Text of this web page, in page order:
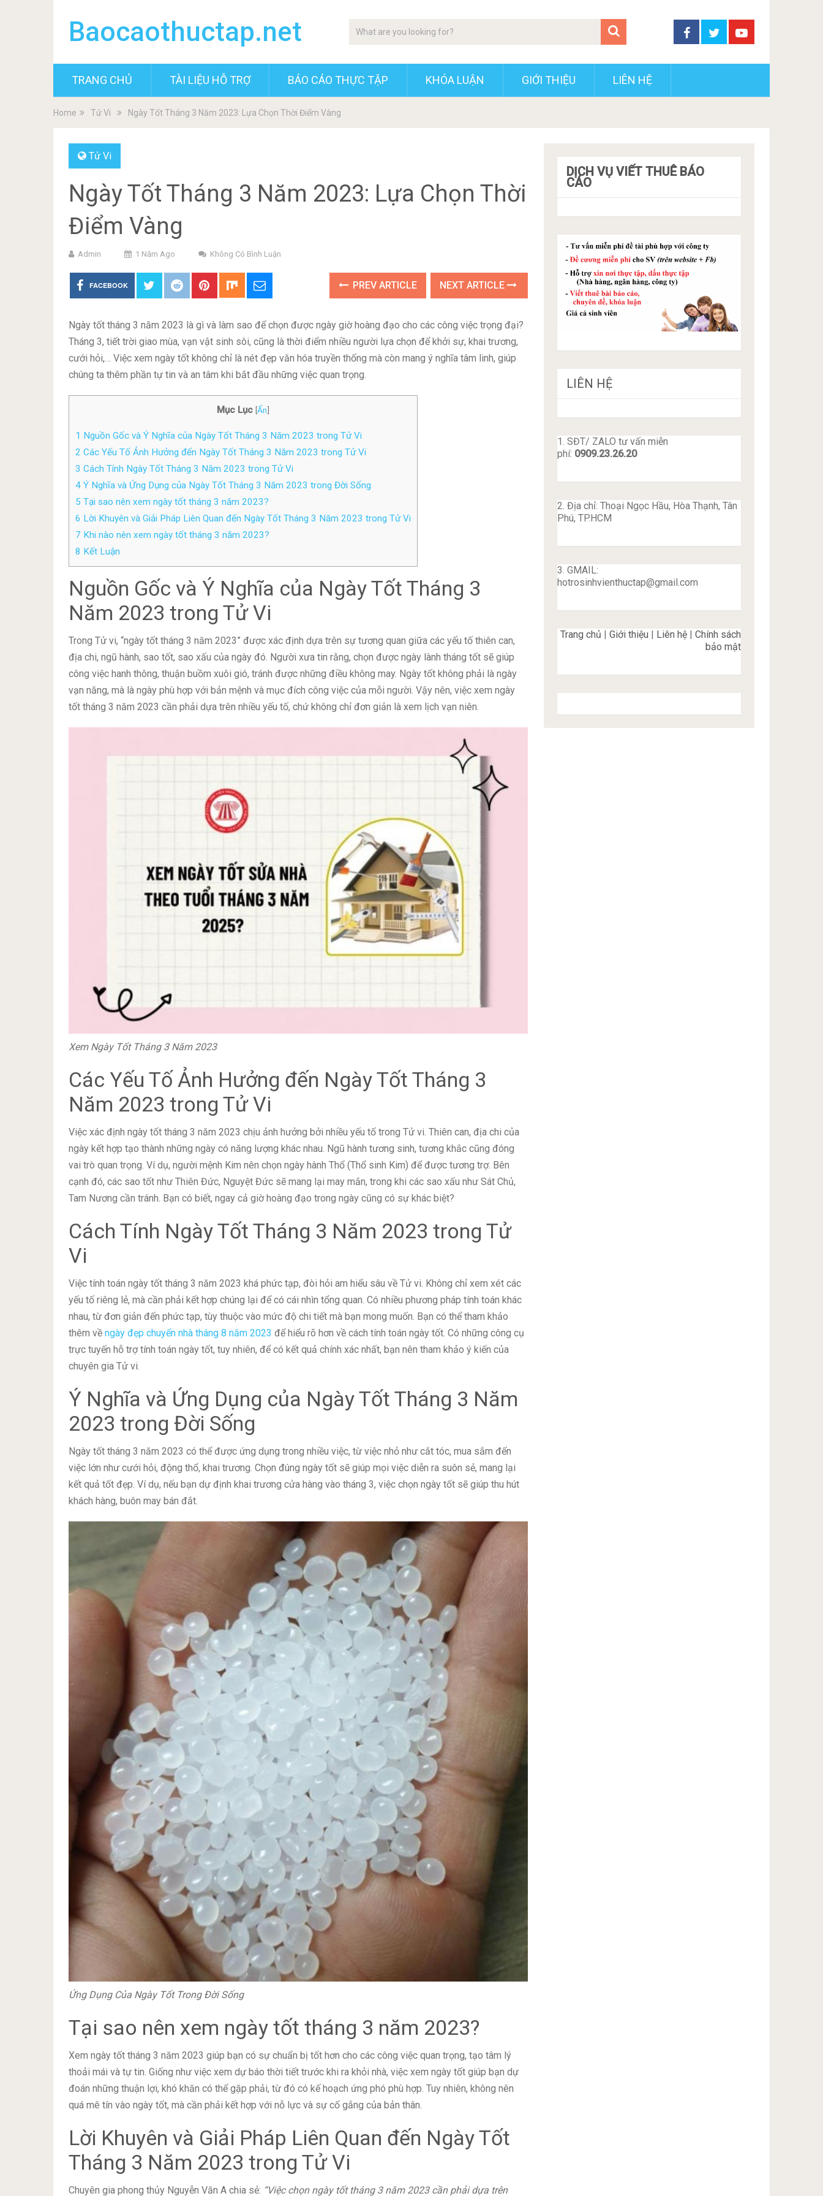
Baocaothuctap.net
TRANG CHỦ TÀI LIỆU HỖ TRỢ BÁO CÁO THỰC TẬP KHÓA LUẬN GIỚI THIỆU LIÊN HỆ
Home Tử Vi Ngày Tốt Tháng 3 Năm 2023: Lựa Chọn Thời Điểm Vàng
Tử Vi
Ngày Tốt Tháng 3 Năm 2023: Lựa Chọn Thời
Điểm Vàng
Admin 1 Năm Ago Không Có Bình Luận
FACEBOOK PREV ARTICLE NEXT ARTICLE
Ngày tốt tháng 3 năm 2023 là gì và làm sao để chọn được ngày giờ hoàng đạo cho các công việc trọng đại?
Tháng 3, tiết trời giao mùa, vạn vật sinh sôi, cũng là thời điểm nhiều người lựa chọn để khởi sự, khai trương,
cưới hỏi,… Việc xem ngày tốt không chỉ là nét đẹp văn hóa truyền thống mà còn mang ý nghĩa tâm linh, giúp
chúng ta thêm phần tự tin và an tâm khi bắt đầu những việc quan trọng.
Mục Lục [Ẩn]
1 Nguồn Gốc và Ý Nghĩa của Ngày Tốt Tháng 3 Năm 2023 trong Tử Vi
2 Các Yếu Tố Ảnh Hưởng đến Ngày Tốt Tháng 3 Năm 2023 trong Tử Vi
3 Cách Tính Ngày Tốt Tháng 3 Năm 2023 trong Tử Vi
4 Ý Nghĩa và Ứng Dụng của Ngày Tốt Tháng 3 Năm 2023 trong Đời Sống
5 Tại sao nên xem ngày tốt tháng 3 năm 2023?
6 Lời Khuyên và Giải Pháp Liên Quan đến Ngày Tốt Tháng 3 Năm 2023 trong Tử Vi
7 Khi nào nên xem ngày tốt tháng 3 năm 2023?
8 Kết Luận
Nguồn Gốc và Ý Nghĩa của Ngày Tốt Tháng 3
Năm 2023 trong Tử Vi
Trong Tử vi, “ngày tốt tháng 3 năm 2023” được xác định dựa trên sự tương quan giữa các yếu tố thiên can,
địa chi, ngũ hành, sao tốt, sao xấu của ngày đó. Người xưa tin rằng, chọn được ngày lành tháng tốt sẽ giúp
công việc hanh thông, thuận buồm xuôi gió, tránh được những điều không may. Ngày tốt không phải là ngày
vạn năng, mà là ngày phù hợp với bản mệnh và mục đích công việc của mỗi người. Vậy nên, việc xem ngày
tốt tháng 3 năm 2023 cần phải dựa trên nhiều yếu tố, chứ không chỉ đơn giản là xem lịch vạn niên.
Xem Ngày Tốt Tháng 3 Năm 2023
Các Yếu Tố Ảnh Hưởng đến Ngày Tốt Tháng 3
Năm 2023 trong Tử Vi
Việc xác định ngày tốt tháng 3 năm 2023 chịu ảnh hưởng bởi nhiều yếu tố trong Tử vi. Thiên can, địa chi của
ngày kết hợp tạo thành những ngày có năng lượng khác nhau. Ngũ hành tương sinh, tương khắc cũng đóng
vai trò quan trọng. Ví dụ, người mệnh Kim nên chọn ngày hành Thổ (Thổ sinh Kim) để được tương trợ. Bên
cạnh đó, các sao tốt như Thiên Đức, Nguyệt Đức sẽ mang lại may mắn, trong khi các sao xấu như Sát Chủ,
Tam Nương cần tránh. Bạn có biết, ngay cả giờ hoàng đạo trong ngày cũng có sự khác biệt?
Cách Tính Ngày Tốt Tháng 3 Năm 2023 trong Tử
Vi
Việc tính toán ngày tốt tháng 3 năm 2023 khá phức tạp, đòi hỏi am hiểu sâu về Tử vi. Không chỉ xem xét các
yếu tố riêng lẻ, mà cần phải kết hợp chúng lại để có cái nhìn tổng quan. Có nhiều phương pháp tính toán khác
nhau, từ đơn giản đến phức tạp, tùy thuộc vào mức độ chi tiết mà bạn mong muốn. Bạn có thể tham khảo
thêm về ngày đẹp chuyển nhà tháng 8 năm 2023 để hiểu rõ hơn về cách tính toán ngày tốt. Có những công cụ
trực tuyến hỗ trợ tính toán ngày tốt, tuy nhiên, để có kết quả chính xác nhất, bạn nên tham khảo ý kiến của
chuyên gia Tử vi.
Ý Nghĩa và Ứng Dụng của Ngày Tốt Tháng 3 Năm
2023 trong Đời Sống
Ngày tốt tháng 3 năm 2023 có thể được ứng dụng trong nhiều việc, từ việc nhỏ như cắt tóc, mua sắm đến
việc lớn như cưới hỏi, động thổ, khai trương. Chọn đúng ngày tốt sẽ giúp mọi việc diễn ra suôn sẻ, mang lại
kết quả tốt đẹp. Ví dụ, nếu bạn dự định khai trương cửa hàng vào tháng 3, việc chọn ngày tốt sẽ giúp thu hút
khách hàng, buôn may bán đắt.
Ứng Dụng Của Ngày Tốt Trong Đời Sống
Tại sao nên xem ngày tốt tháng 3 năm 2023?
Xem ngày tốt tháng 3 năm 2023 giúp bạn có sự chuẩn bị tốt hơn cho các công việc quan trọng, tạo tâm lý
thoải mái và tự tin. Giống như việc xem dự báo thời tiết trước khi ra khỏi nhà, việc xem ngày tốt giúp bạn dự
đoán những thuận lợi, khó khăn có thể gặp phải, từ đó có kế hoạch ứng phó phù hợp. Tuy nhiên, không nên
quá mê tín vào ngày tốt, mà cần phải kết hợp với nỗ lực và sự cố gắng của bản thân.
Lời Khuyên và Giải Pháp Liên Quan đến Ngày Tốt
Tháng 3 Năm 2023 trong Tử Vi
Chuyên gia phong thủy Nguyễn Văn A chia sẻ: “Việc chọn ngày tốt tháng 3 năm 2023 cần phải dựa trên
DỊCH VỤ VIẾT THUÊ BÁO
CÁO
LIÊN HỆ
1. SĐT/ ZALO tư vấn miễn
phí: 0909.23.26.20
2. Địa chỉ: Thoại Ngọc Hầu, Hòa Thạnh, Tân
Phú, TP.HCM
3. GMAIL:
hotrosinhvienthuctap@gmail.com
Trang chủ | Giới thiệu | Liên hệ | Chính sách
bảo mật